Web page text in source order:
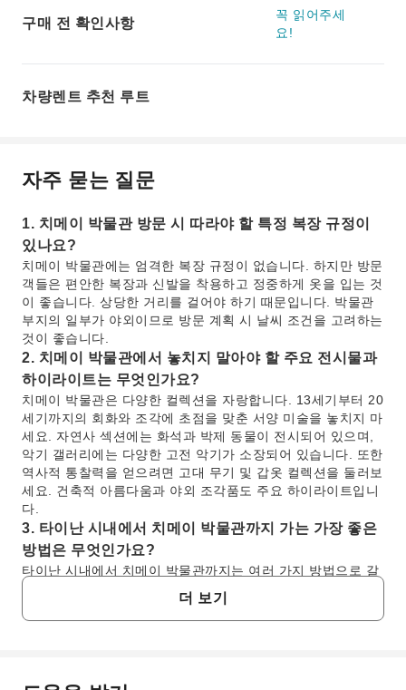
구매 전 확인사항
꼭 읽어주세
요!
차량렌트 추천 루트
자주 묻는 질문
1. 치메이 박물관 방문 시 따라야 할 특정 복장 규정이
있나요?
치메이 박물관에는 엄격한 복장 규정이 없습니다. 하지만 방문
객들은 편안한 복장과 신발을 착용하고 정중하게 옷을 입는 것
이 좋습니다. 상당한 거리를 걸어야 하기 때문입니다. 박물관
부지의 일부가 야외이므로 방문 계획 시 날씨 조건을 고려하는
것이 좋습니다.
2. 치메이 박물관에서 놓치지 말아야 할 주요 전시물과
하이라이트는 무엇인가요?
치메이 박물관은 다양한 컬렉션을 자랑합니다. 13세기부터 20
세기까지의 회화와 조각에 초점을 맞춘 서양 미술을 놓치지 마
세요. 자연사 섹션에는 화석과 박제 동물이 전시되어 있으며,
악기 갤러리에는 다양한 고전 악기가 소장되어 있습니다. 또한
역사적 통찰력을 얻으려면 고대 무기 및 갑옷 컬렉션을 둘러보
세요. 건축적 아름다움과 야외 조각품도 주요 하이라이트입니
다.
3. 타이난 시내에서 치메이 박물관까지 가는 가장 좋은
방법은 무엇인가요?
타이난 시내에서 치메이 박물관까지는 여러 가지 방법으로 갈
수 있습니다. 택시나 차량 공유 서비스를 이용하면 직접적이고
편리하게 이동할 수 있습니다. 또는 2번 또는 4번 버스와 같이
박물관과 연결되는 로컬 버스를 이용할 수도 있습니다. 프라이
더 보기